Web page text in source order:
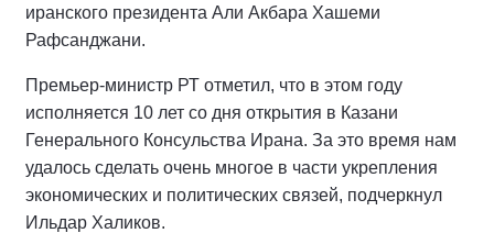
иранского президента Али Акбара Хашеми
Рафсанджани.
Премьер-министр РТ отметил, что в этом году
исполняется 10 лет со дня открытия в Казани
Генерального Консульства Ирана. За это время нам
удалось сделать очень многое в части укрепления
экономических и политических связей, подчеркнул
Ильдар Халиков.